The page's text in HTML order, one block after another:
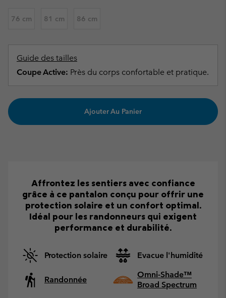
76 cm 81 cm 86 cm
Guide des tailles
Coupe Active: Près du corps confortable et pratique.
Ajouter Au Panier
Affrontez les sentiers avec confiance
grâce à ce pantalon conçu pour offrir une
protection solaire et un confort optimal.
Idéal pour les randonneurs qui exigent
performance et durabilité.
Protection solaire Evacue l'humidité
Randonnée
Omni-Shade™
Broad Spectrum